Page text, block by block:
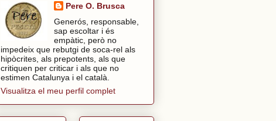
Pere O. Brusca
Generós, responsable,
sap escoltar i és
empàtic, però no
impedeix que rebutgi de soca-rel als
hipòcrites, als prepotents, als que
critiquen per criticar i als que no
estimen Catalunya i el català.
Visualitza el meu perfil complet